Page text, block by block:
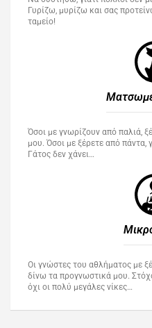
Γυρίζω, μυρίζω και σας
ταμείο!
Όσοι με γνωρίζουν από παλιά,
μου. Όσοι με ξέρετε από
Γάτος δεν χάνει…
Οι γνώστες του αθλήματος με
δίνω τα προγνωστικά μου.
όχι οι πολύ μεγάλες νίκες…